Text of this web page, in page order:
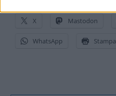
X Mastodon
WhatsApp Stampa